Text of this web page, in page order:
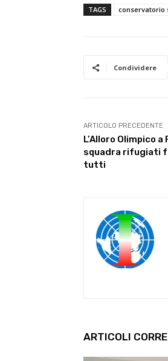
TAGS conservatorio
Condividere
ARTICOLO PRECEDENTE
L’Alloro Olimpico a
squadra rifugiati
tutti
ARTICOLI